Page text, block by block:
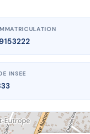
INSEE